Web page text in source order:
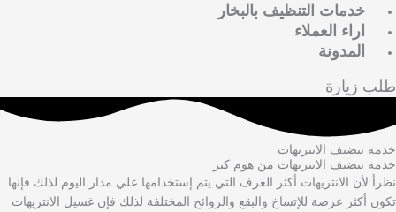
خدمات التنظيف بالبخار
اراء العملاء
المدونة
طلب زيارة
خدمة تنضيف الانتريهات
خدمة تنضيف الانتريهات من هوم كير
نظرأ لأن الانتريهات أكثر الغرف التي يتم إستخدامها علي مدار اليوم لذلك فإنها
تكون أكثر عرضة للإتساخ والبقع والروائح المختلفة لذلك فإن غسيل الانتريهات